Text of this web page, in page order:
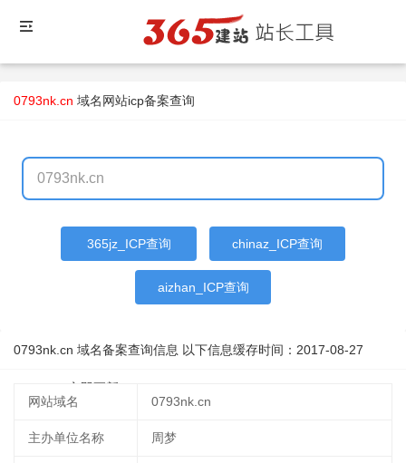
0793nk.cn 域名网站icp备案查询
365jz_ICP查询 chinaz_ICP查询
aizhan_ICP查询
0793nk.cn 域名备案查询信息 以下信息缓存时间： 2017-08-27
立即更新
网站域名
0793nk.cn
主办单位名称 周梦